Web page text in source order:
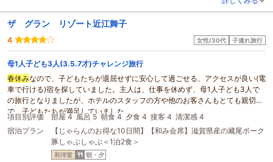
長浜城まで歩いて行けるし、公園の桜が低木で満開でとてもきれいでした。
また利用したいです。
下調べしたので、駐車場は裏の無料に停められました。
ザ グラン リゾート近江舞子
4 女性/30代 子連れ旅行
母1人子ども3人(3.5.7才)チャレンジ旅行
春休みなので、子どもたちが退屈せずに安心して過ごせる、アクセスが良い(電
車で行ける)宿を探していました。主人は、仕事を休めず、母1人子ども3人で
の旅行となりましたが、ホテルのスタッフの方や他のお客さんもとても親切
で、子どもたちが満足していました。
食事は、夕食朝食共にボリューム満点でした。
お風呂には子ども用のボディーソープや椅子、部屋には子ども用の歯ブラシに
スリッパもあって、少ない荷物でも行けるところがよかったです。
項目別評価 部屋 4 風呂 5 朝食 4 夕食 4 接客 4 清潔感 4
宿泊プラン
【じゃらんのお得な10日間】【和み会席】滋賀県産の藏尾ポーク
豚しゃぶしゃぶ＜1泊2食＞
和洋室 朝・夕